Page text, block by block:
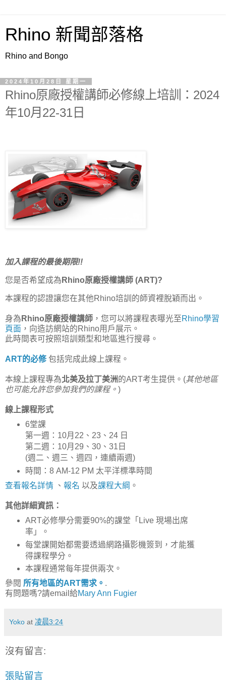
Rhino 新聞部落格
Rhino and Bongo
2024年10月28日 星期一
Rhino原廠授權講師必修線上培訓：2024
年10月22-31日
加入課程的最後期限!!
您是否希望成為 Rhino原廠授權講師 (ART)?
本課程的認證讓您在其他Rhino培訓的師資裡脫穎而出。
身為 Rhino原廠授權講師 ，您可以將課程表曝光至 Rhino學習
頁面 ，向造訪網站的Rhino用戶展示。
此時間表可按照培訓類型和地區進行搜尋。
ART的必修 包括完成此線上課程。
本線上課程專為北美及拉丁美洲的ART考生提供。(其他地區
也可能允許您參加我們的課程。 )
線上課程形式
6堂課
第一週：10月22、23、24 日
第二週：10月29、30、31日
(週二、週三、週四，連續兩週)
時間：8 AM-12 PM 太平洋標準時間
查看報名詳情 、 報名 以及課程大綱 。
其他詳細資訊：
ART必修學分需要90%的課堂「Live 現場出席
率」。
每堂課開始都需要透過網路攝影機簽到，才能獲
得課程學分。
本課程通常每年提供兩次。
參閱 所有地區的ART需求。 .
有問題嗎?請email給Mary Ann Fugier
Yoko at 凌晨3:24
沒有留言:
張貼留言